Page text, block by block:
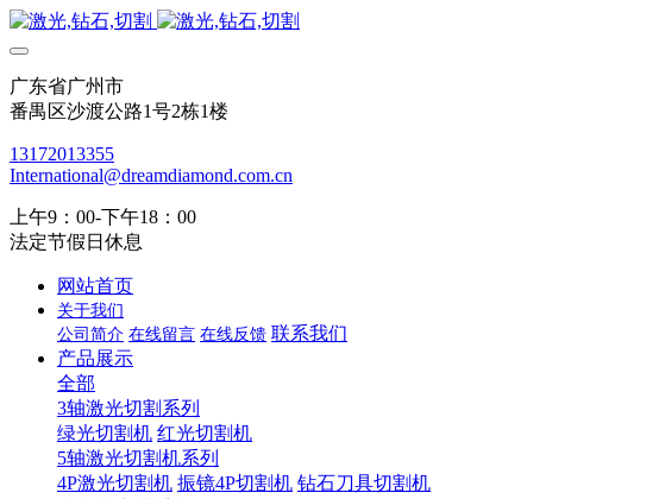
广东省广州市
番禺区沙渡公路1号2栋1楼
13172013355
International@dreamdiamond.com.cn
上午9：00-下午18：00
法定节假日休息
网站首页
关于我们
公司简介 在线留言 在线反馈 联系我们
产品展示
全部
3轴激光切割系列
绿光切割机 红光切割机
5轴激光切割机系列
4P激光切割机 振镜4P切割机 钻石刀具切割机